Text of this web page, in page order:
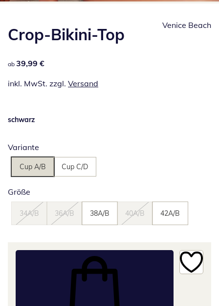
Crop-Bikini-Top
39,99 €
ab 39,99 €
inkl. MwSt. zzgl. Versand
Venice Beach
schwarz
Variante
Cup A/B Cup C/D
Größe
34A/B 36A/B 38A/B 40A/B 42A/B